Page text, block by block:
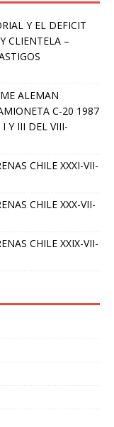
Y EL DEFICIT
CLIENTELA –
ALEMAN
C-20 1987
Y III DEL VIII-
CHILE XXXI-VII-
CHILE XXX-VII-
CHILE XXIX-VII-